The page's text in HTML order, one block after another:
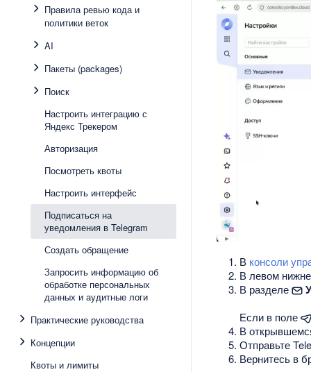
Правила ревью кода и
политики веток
AI
Пакеты (packages)
Поиск
Настроить интеграцию с
Яндекс Трекером
Авторизация
Посмотреть квоты
Настроить интерфейс
Подписаться на
уведомления в Telegram
Создать обращение
Запросить информацию об
обработке персональных
данных и аудитные логи
Практические руководства
Концепции
Квоты и лимиты
В консоли
В левом
В разделе
Если в поле
В
Отправьте
Вернитесь в